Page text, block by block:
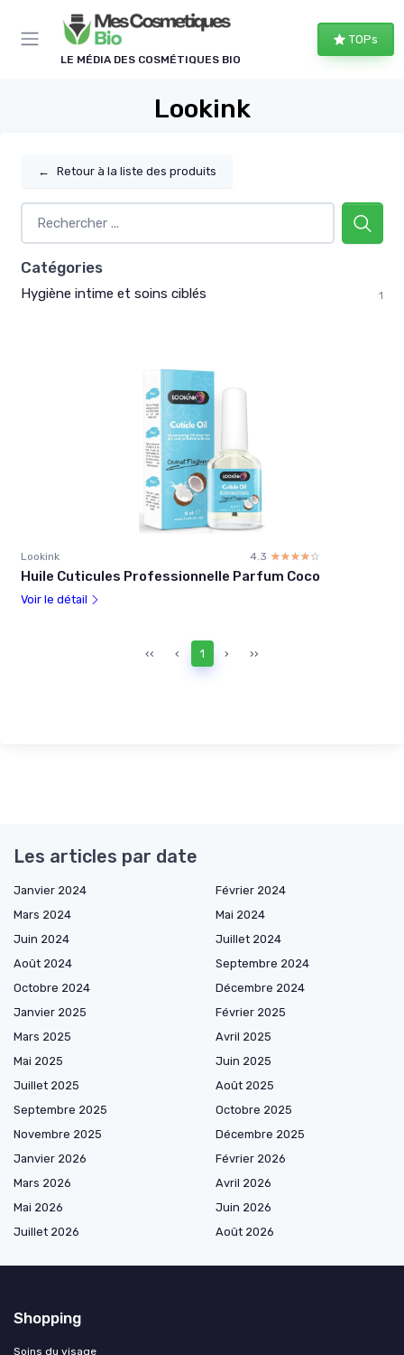
LE MÉDIA DES COSMÉTIQUES BIO
TOPs
Lookink
← Retour à la liste des produits
Catégories
Hygiène intime et soins ciblés 1
Lookink 4.3 ☆☆☆☆☆
★★★★★
Huile Cuticules Professionnelle Parfum Coco
Voir le détail
‹‹ ‹ 1 › ››
Les articles par date
Janvier 2024
Février 2024
Mars 2024
Mai 2024
Juin 2024
Juillet 2024
Août 2024
Septembre 2024
Octobre 2024
Décembre 2024
Janvier 2025
Février 2025
Mars 2025
Avril 2025
Mai 2025
Juin 2025
Juillet 2025
Août 2025
Septembre 2025
Octobre 2025
Novembre 2025
Décembre 2025
Janvier 2026
Février 2026
Mars 2026
Avril 2026
Mai 2026
Juin 2026
Juillet 2026
Août 2026
Shopping
Soins du visage
Panneau de gestion des cookies